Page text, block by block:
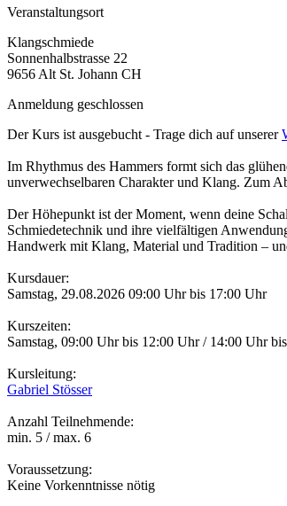
Veranstaltungsort
Klangschmiede
Sonnenhalbstrasse 22
9656 Alt St. Johann CH
Anmeldung geschlossen
Der Kurs ist ausgebucht - Trage dich auf unserer
Im Rhythmus des Hammers formt sich das
unverwechselbaren Charakter und Klang. Zum
Der Höhepunkt ist der Moment, wenn deine
Schmiedetechnik und ihre vielfältigen
Handwerk mit Klang, Material und Tradition –
Kursdauer:
Samstag, 29.08.2026 09:00 Uhr bis 17:00 Uhr
Kurszeiten:
Samstag, 09:00 Uhr bis 12:00 Uhr / 14:00 Uhr
Kursleitung:
Gabriel Stösser
Anzahl Teilnehmende:
min. 5 / max. 6
Voraussetzung:
Keine Vorkenntnisse nötig